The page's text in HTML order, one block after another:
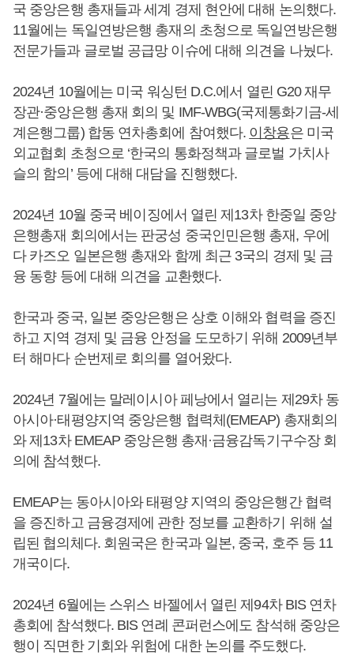
국 중앙은행 총재들과 세계 경제 현안에 대해 논의했다.
11월에는 독일연방은행 총재의 초청으로 독일연방은행
전문가들과 글로벌 공급망 이슈에 대해 의견을 나눴다.
2024년 10월에는 미국 워싱턴 D.C.에서 열린 G20 재무
장관·중앙은행 총재 회의 및 IMF-WBG(국제통화기금-세
계은행그룹) 합동 연차총회에 참여했다. 이창용은 미국
외교협회 초청으로 ‘한국의 통화정책과 글로벌 가치사
슬의 함의’ 등에 대해 대담을 진행했다.
2024년 10월 중국 베이징에서 열린 제13차 한중일 중앙
은행총재 회의에서는 판궁성 중국인민은행 총재, 우에
다 카즈오 일본은행 총재와 함께 최근 3국의 경제 및 금
융 동향 등에 대해 의견을 교환했다.
한국과 중국, 일본 중앙은행은 상호 이해와 협력을 증진
하고 지역 경제 및 금융 안정을 도모하기 위해 2009년부
터 해마다 순번제로 회의를 열어왔다.
2024년 7월에는 말레이시아 페낭에서 열리는 제29차 동
아시아·태평양지역 중앙은행 협력체(EMEAP) 총재회의
와 제13차 EMEAP 중앙은행 총재·금융감독기구수장 회
의에 참석했다.
EMEAP는 동아시아와 태평양 지역의 중앙은행간 협력
을 증진하고 금융경제에 관한 정보를 교환하기 위해 설
립된 협의체다. 회원국은 한국과 일본, 중국, 호주 등 11
개국이다.
2024년 6월에는 스위스 바젤에서 열린 제94차 BIS 연차
총회에 참석했다. BIS 연례 콘퍼런스에도 참석해 중앙은
행이 직면한 기회와 위험에 대한 논의를 주도했다.